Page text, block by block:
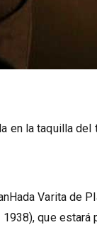
la taquilla del
Varita de